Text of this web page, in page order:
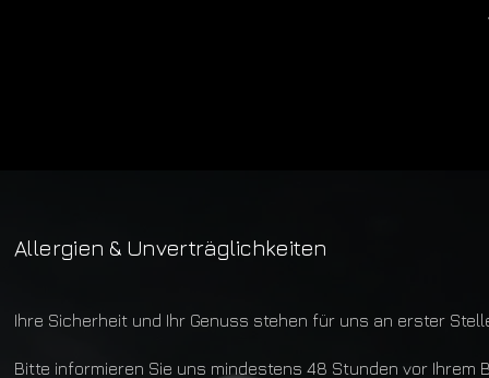
Allergien & Unverträglichkeiten
Ihre Sicherheit und Ihr Genuss stehen für uns an erster
Bitte informieren Sie uns mindestens 48 Stunden vor